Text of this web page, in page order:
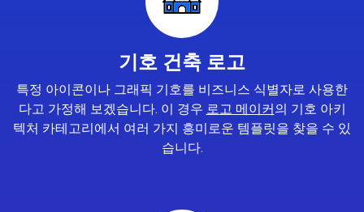
기호 건축 로고
특정 아이콘이나 그래픽 기호를 비즈니스 식별자로 사용한
다고 가정해 보겠습니다. 이 경우 로고 메이커의 기호 아키
텍처 카테고리에서 여러 가지 흥미로운 템플릿을 찾을 수 있
습니다.